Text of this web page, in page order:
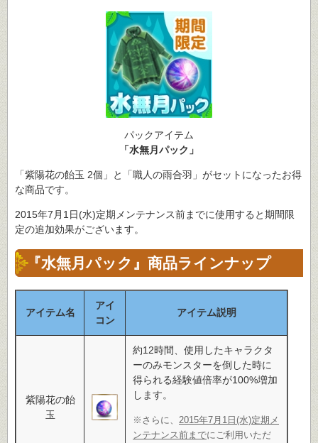
パックアイテム
「水無月パック」
「紫陽花の飴玉 2個」と「職人の雨合羽」がセットになったお得
な商品です。
2015年7月1日(水)定期メンテナンス前までに使用すると期間限
定の追加効果がございます。
『水無月パック』商品ラインナップ
アイテム名
アイ
コン
アイテム説明
紫陽花の飴
玉
約12時間、使用したキャラクタ
ーのみモンスターを倒した時に
得られる経験値倍率が100%増加
します。
※さらに、 2015年7月1日(水)定期メ
ンテナンス前までにご利用いただ